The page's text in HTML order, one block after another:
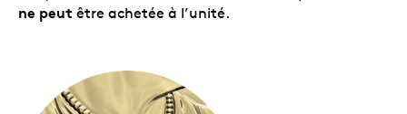
conçue.
ne peut être achetée à l’unité.